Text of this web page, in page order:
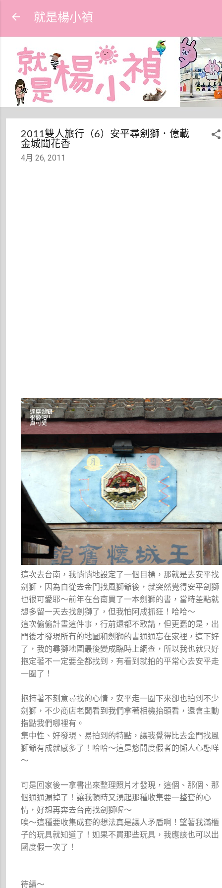
就是楊小禎
2011雙人旅行（6）安平尋劍獅．億載
金城聞花香
4月 26, 2011
這次去台南，我悄悄地設定了一個目標，那就是去安平找
劍獅，因為自從去金門找風獅爺後，就突然覺得安平劍獅
也很可愛耶～前年在台南買了一本劍獅的書，當時差點就
想多留一天去找劍獅了，但我怕阿成抓狂！哈哈～
這次偷偷計畫這件事，行前還都不敢講，但更蠢的是，出
門後才發現所有的地圖和劍獅的書通通忘在家裡，這下好
了，我的尋獅地圖最後變成臨時上網查，所以我也就只好
抱定著不一定要全都找到，有看到就拍的平常心去安平走
一圈了！
抱持著不刻意尋找的心情，安平走一圈下來卻也拍到不少
劍獅，不少商店老闆看到我們拿著相機抬頭看，還會主動
指點我們哪裡有。
集中性、好發現、易拍到的特點，讓我覺得比去金門找風
獅爺有成就感多了！哈哈～這是悠閒度假者的懶人心態咩
～
可是回家後一拿書出來整理照片才發現，這個、那個、那
個通通漏掉了！讓我頓時又湧起那種收集要一整套的心
情，好想再奔去台南找劍獅喔～
唉～這種要收集成套的想法真是讓人矛盾啊！望著我滿櫃
子的玩具就知道了！如果不買那些玩具，我應該也可以出
國度假一次了！
待續～